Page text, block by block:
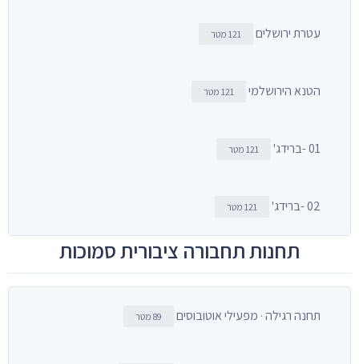
עטרת ירושלים 121 מטר
הטנא הירושלמי 121 מטר
01 -ברידג' 121 מטר
02 -ברידג' 121 מטר
תחנות תחבורה ציבורית סמוכות
תחנה רגילה · מפעילי אוטובוסים 89 מטר